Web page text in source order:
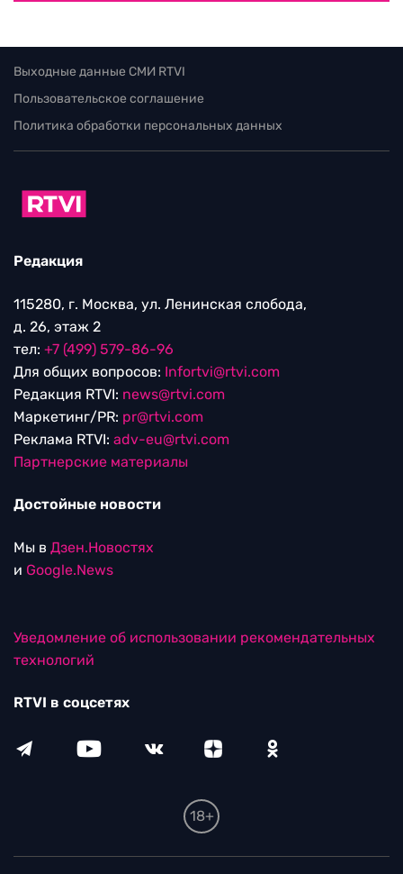
Выходные данные СМИ RTVI
Пользовательское соглашение
Политика обработки персональных данных
Редакция
115280, г. Москва, ул. Ленинская слобода,
д. 26, этаж 2
тел: +7 (499) 579-86-96
Для общих вопросов: Infortvi@rtvi.com
Редакция RTVI: news@rtvi.com
Маркетинг/PR: pr@rtvi.com
Реклама RTVI: adv-eu@rtvi.com
Партнерские материалы
Достойные новости
Мы в Дзен.Новостях
и Google.News
Уведомление об использовании рекомендательных
технологий
RTVI в соцсетях
18+